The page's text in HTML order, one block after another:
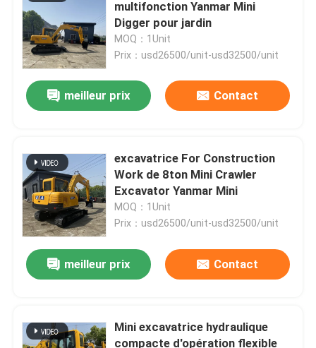
multifonction Yanmar Mini
Digger pour jardin
MOQ：1Unit
Prix：usd26500/unit-usd32500/unit
meilleur prix Contact
excavatrice For Construction
Work de 8ton Mini Crawler
Excavator Yanmar Mini
MOQ：1Unit
Prix：usd26500/unit-usd32500/unit
meilleur prix Contact
Mini excavatrice hydraulique
compacte d'opération flexible